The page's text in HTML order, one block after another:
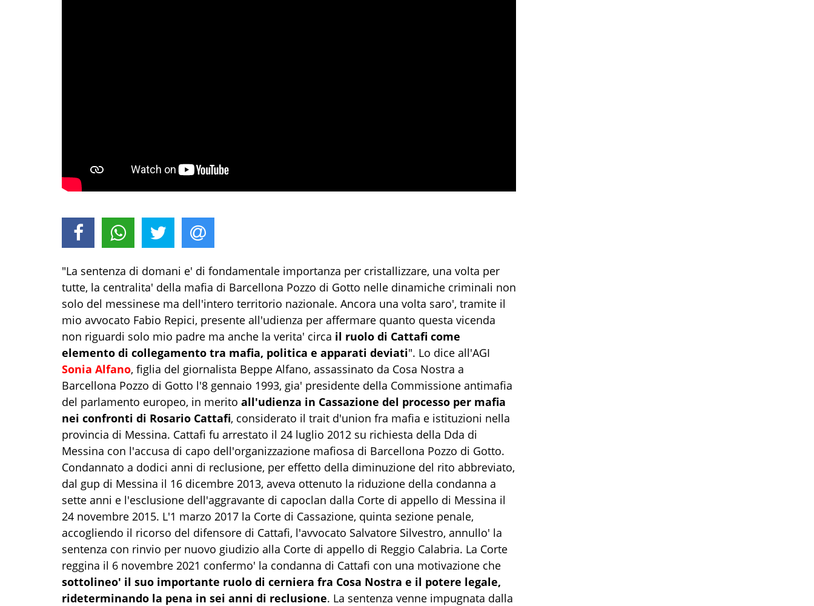
"La sentenza di domani e' di fondamentale importanza per cristallizzare, una volta per
tutte, la centralita' della mafia di Barcellona Pozzo di Gotto nelle dinamiche criminali non
solo del messinese ma dell'intero territorio nazionale. Ancora una volta saro', tramite il
mio avvocato Fabio Repici, presente all'udienza per affermare quanto questa vicenda
non riguardi solo mio padre ma anche la verita' circa il ruolo di Cattafi come
elemento di collegamento tra mafia, politica e apparati deviati". Lo dice all'AGI
Sonia Alfano, figlia del giornalista Beppe Alfano, assassinato da Cosa Nostra a
Barcellona Pozzo di Gotto l'8 gennaio 1993, gia' presidente della Commissione antimafia
del parlamento europeo, in merito all'udienza in Cassazione del processo per mafia
nei confronti di Rosario Cattafi, considerato il trait d'union fra mafia e istituzioni nella
provincia di Messina. Cattafi fu arrestato il 24 luglio 2012 su richiesta della Dda di
Messina con l'accusa di capo dell'organizzazione mafiosa di Barcellona Pozzo di Gotto.
Condannato a dodici anni di reclusione, per effetto della diminuzione del rito abbreviato,
dal gup di Messina il 16 dicembre 2013, aveva ottenuto la riduzione della condanna a
sette anni e l'esclusione dell'aggravante di capoclan dalla Corte di appello di Messina il
24 novembre 2015. L'1 marzo 2017 la Corte di Cassazione, quinta sezione penale,
accogliendo il ricorso del difensore di Cattafi, l'avvocato Salvatore Silvestro, annullo' la
sentenza con rinvio per nuovo giudizio alla Corte di appello di Reggio Calabria. La Corte
reggina il 6 novembre 2021 confermo' la condanna di Cattafi con una motivazione che
sottolineo' il suo importante ruolo di cerniera fra Cosa Nostra e il potere legale,
rideterminando la pena in sei anni di reclusione. La sentenza venne impugnata dalla